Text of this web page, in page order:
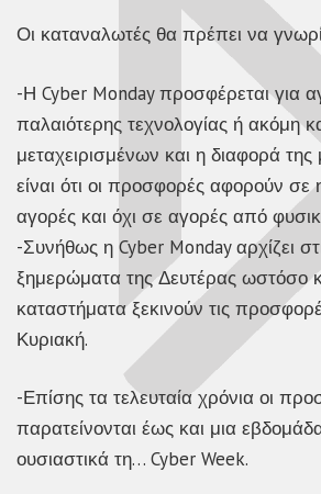
Οι καταναλωτές θα πρέπει να
-Η Cyber Monday προσφέρεται για
παλαιότερης τεχνολογίας ή ακόμη
μεταχειρισμένων και η διαφορά
είναι ότι οι προσφορές αφορούν σε
αγορές και όχι σε αγορές από
-Συνήθως η Cyber Monday αρχίζει
ξημερώματα της Δευτέρας ωστόσο
καταστήματα ξεκινούν τις
Κυριακή.
-Επίσης τα τελευταία χρόνια οι
παρατείνονται έως και μια
ουσιαστικά τη… Cyber Week.